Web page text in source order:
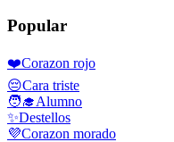
Popular
❤️Corazon rojo
😔Cara triste
🧑‍🎓Alumno
✨Destellos
💜Corazon morado